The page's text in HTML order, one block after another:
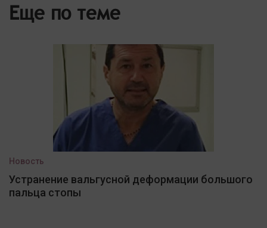
Еще по теме
Новость
Устранение вальгусной деформации большого
пальца стопы